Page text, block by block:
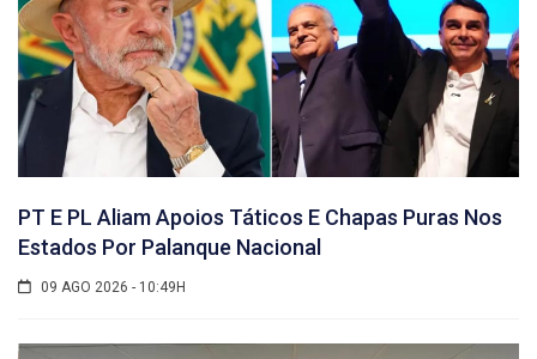
PT E PL Aliam Apoios Táticos E Chapas Puras Nos
Estados Por Palanque Nacional
09 AGO 2026 - 10:49H